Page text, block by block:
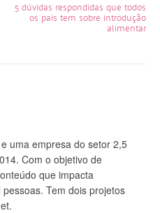
5 dúvidas respondidas que todos
os pais tem sobre introdução
alimentar
uma empresa do setor 2,5
Com o objetivo de
que impacta
Tem dois projetos